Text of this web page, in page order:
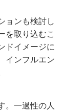
ョンも検討し
を取り込むこ
ドイメージに
インフルエン
。一過性の人